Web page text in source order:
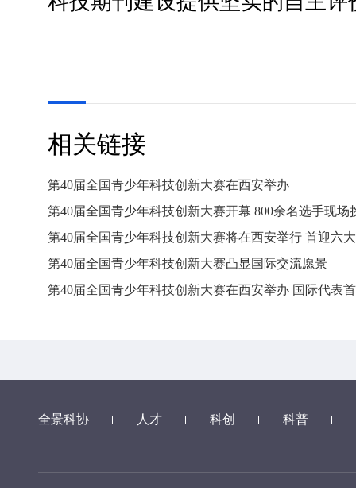
相关链接
第40届全国青少年科技创新大赛在西安举办
第40届全国青少年科技创新大赛开幕 800余名选手现场
第40届全国青少年科技创新大赛将在西安举行 首迎六
第40届全国青少年科技创新大赛凸显国际交流愿景
第40届全国青少年科技创新大赛在西安举办 国际代表
全景科协 人才 科创 科普